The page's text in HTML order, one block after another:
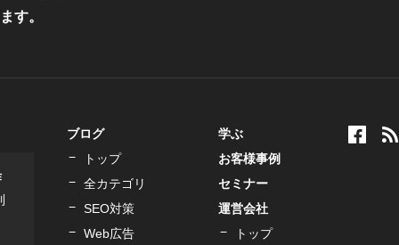
す。
ブログ
トップ
全カテゴリ
SEO対策
Web広告
学ぶ
お客様事例
セミナー
運営会社
トップ